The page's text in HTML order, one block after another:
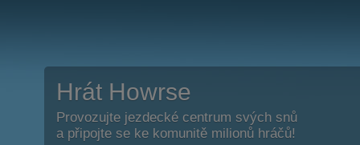
Hrát Howrse
Provozujte jezdecké centrum svých snů
a připojte se ke komunitě milionů hráčů!